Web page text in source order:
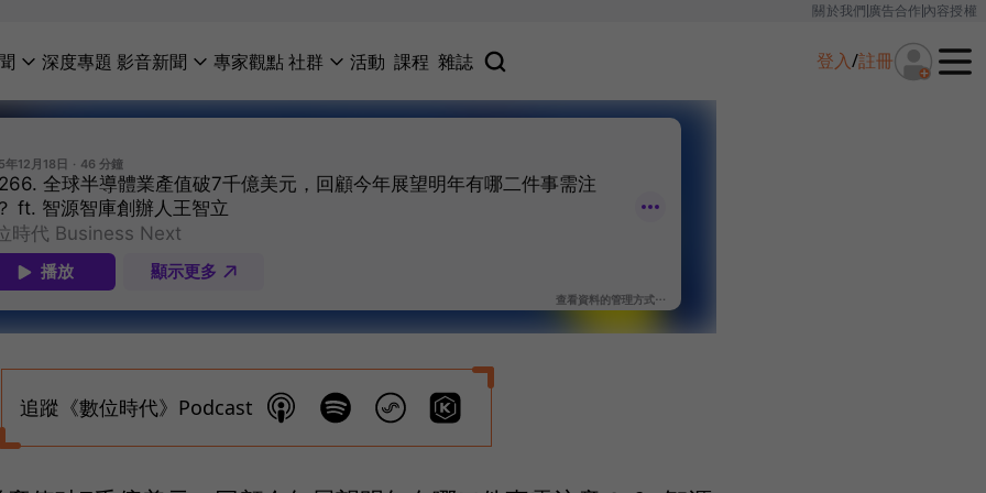
關於我們廣告合作內容授權
深度專題 影音新聞 專家觀點社群 活動 課程 雜誌 登入/註冊
追蹤《數位時代》Podcast